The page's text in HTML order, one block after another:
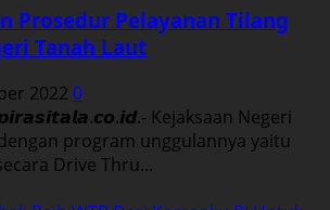
Prosedur Pelayanan Tilang
Tanah Laut
2022 0
Kejaksaan Negeri
program unggulannya yaitu
Drive Thru...